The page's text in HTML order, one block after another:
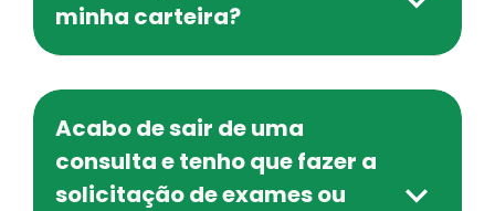
minha carteira?
Acabo de sair de uma
consulta e tenho que fazer a
solicitação de exames ou